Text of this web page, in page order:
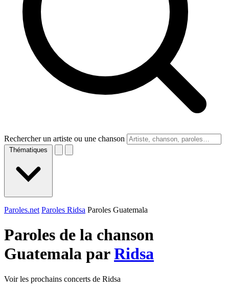
Rechercher un artiste ou une chanson
Thématiques
Paroles.net Paroles Ridsa Paroles Guatemala
Paroles de la chanson
Guatemala parRidsa
Voir les prochains concerts de Ridsa